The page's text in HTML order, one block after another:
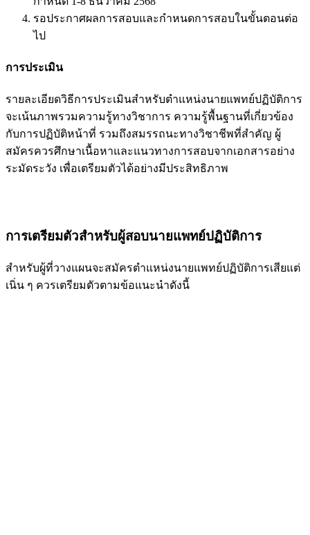
รอประกาศผลการสอบและกำหนดการสอบในขั้นตอนต่อ
ไป
การประเมิน
รายละเอียดวิธีการประเมินสำหรับตำแหน่งนายแพทย์ปฏิบัติการ
จะเน้นภาพรวมความรู้ทางวิชาการ ความรู้พื้นฐานที่เกี่ยวข้อง
กับการปฏิบัติหน้าที่ รวมถึงสมรรถนะทางวิชาชีพที่สำคัญ ผู้
สมัครควรศึกษาเนื้อหาและแนวทางการสอบจากเอกสารอย่าง
ระมัดระวัง เพื่อเตรียมตัวได้อย่างมีประสิทธิภาพ
การเตรียมตัวสำหรับผู้สอบนายแพทย์ปฏิบัติการ
สำหรับผู้ที่วางแผนจะสมัครตำแหน่งนายแพทย์ปฏิบัติการเสียแต่
เนิ่น ๆ ควรเตรียมตัวตามข้อแนะนำดังนี้